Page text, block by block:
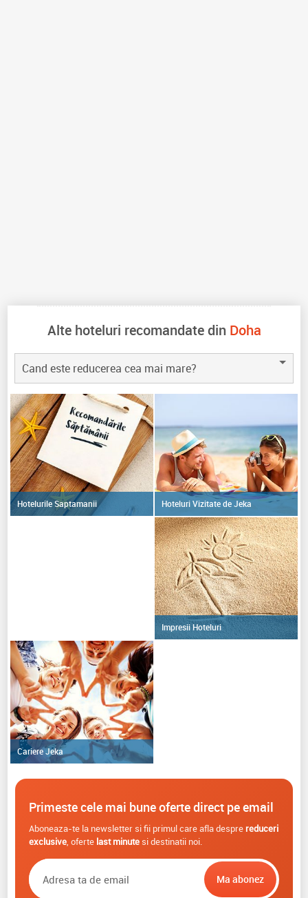
Alte hoteluri recomandate din Doha
Cand este reducerea cea mai mare?
Hotelurile Saptamanii Hoteluri Vizitate de Jeka
Impresii Hoteluri
Cariere Jeka
Primeste cele mai bune oferte direct pe email
Aboneaza-te la newsletter si fii primul care afla despre reduceri
exclusive, oferte last minutesi destinatii noi.